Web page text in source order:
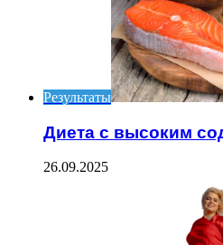
Результаты
Диета с высоким
26.09.2025